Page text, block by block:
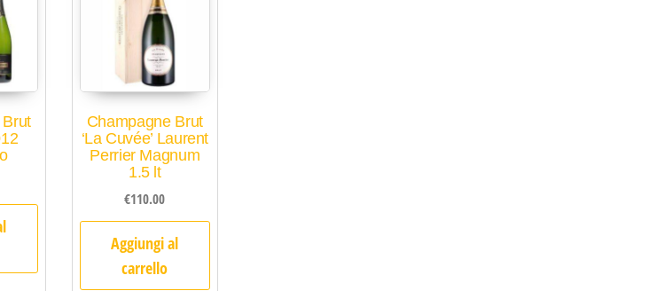
Champagne Brut
‘La Cuvée’ Laurent
Perrier Magnum
1.5 lt
€110.00
Aggiungi al
carrello